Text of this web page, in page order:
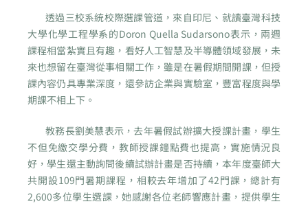
透過三校系統校際選課管道，來自印尼、就讀臺灣科技
大學化學工程學系的Doron Quella Sudarsono表示，兩週
課程相當紮實且有趣，看好人工智慧及半導體領域發展，未
來也想留在臺灣從事相關工作，雖是在暑假期間開課，但授
課內容仍具專業深度，還參訪企業與實驗室，豐富程度與學
期課不相上下。
教務長劉美慧表示，去年暑假試辦擴大授課計畫，學生
不但免繳交學分費，教師授課鐘點費也提高，實施情況良
好，學生還主動詢問後續試辦計畫是否持續，本年度臺師大
共開設109門暑期課程，相較去年增加了42門課，總計有
2,600多位學生選課，她感謝各位老師響應計畫，提供學生